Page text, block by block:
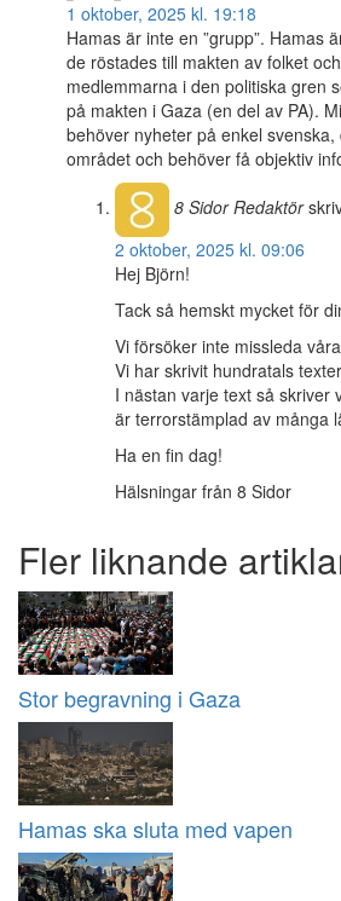
1 oktober, 2025 kl. 19:18
Hamas är inte en ”grupp”. Hamas
de röstades till makten av folket
medlemmarna i den politiska gren
på makten i Gaza (en del av PA).
behöver nyheter på enkel
området och behöver få objektiv
8 SidorRedaktör
2 oktober, 2025 kl. 09:06
Hej Björn!
Tack så hemskt mycket för
Vi försöker inte missleda
Vi har skrivit hundratals
I nästan varje text så skriver
är terrorstämplad av många
Ha en fin dag!
Hälsningar från 8 Sidor
Fler liknande
Stor begravning i Gaza
Hamas ska sluta med vapen